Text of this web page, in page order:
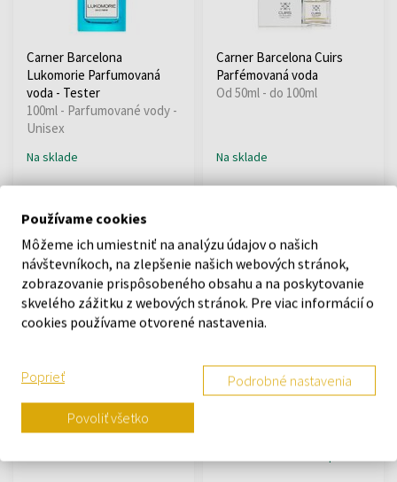
Carner Barcelona
Lukomorie Parfumovaná
voda - Tester
100ml - Parfumované vody -
Unisex
Na sklade
82,16 €
Carner Barcelona Cuirs
Parfémovaná voda
Od 50ml - do 100ml
Na sklade
Carner Barcelona Fig Man
Parfémovaná voda
100ml - Parfumované vody -
Carner Barcelona Salado
Parfumovaná voda
Používame cookies
Môžeme ich umiestniť na analýzu údajov o našich
návštevníkoch, na zlepšenie našich webových stránok,
zobrazovanie prispôsobeného obsahu a na poskytovanie
skvelého zážitku z webových stránok. Pre viac informácií o
cookies používame otvorené nastavenia.
Poprieť Podrobné nastavenia
Povoliť všetko